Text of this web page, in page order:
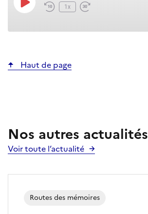
Play
Episode
1x
Haut de page
Nos autres actualités
Voir toute l’actualité
Routes des mémoires